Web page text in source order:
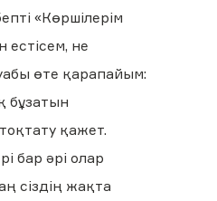
«Көршілерім
не
өте қарапайым:
бұзатын
қажет.
бар әрі олар
сіздің жақта